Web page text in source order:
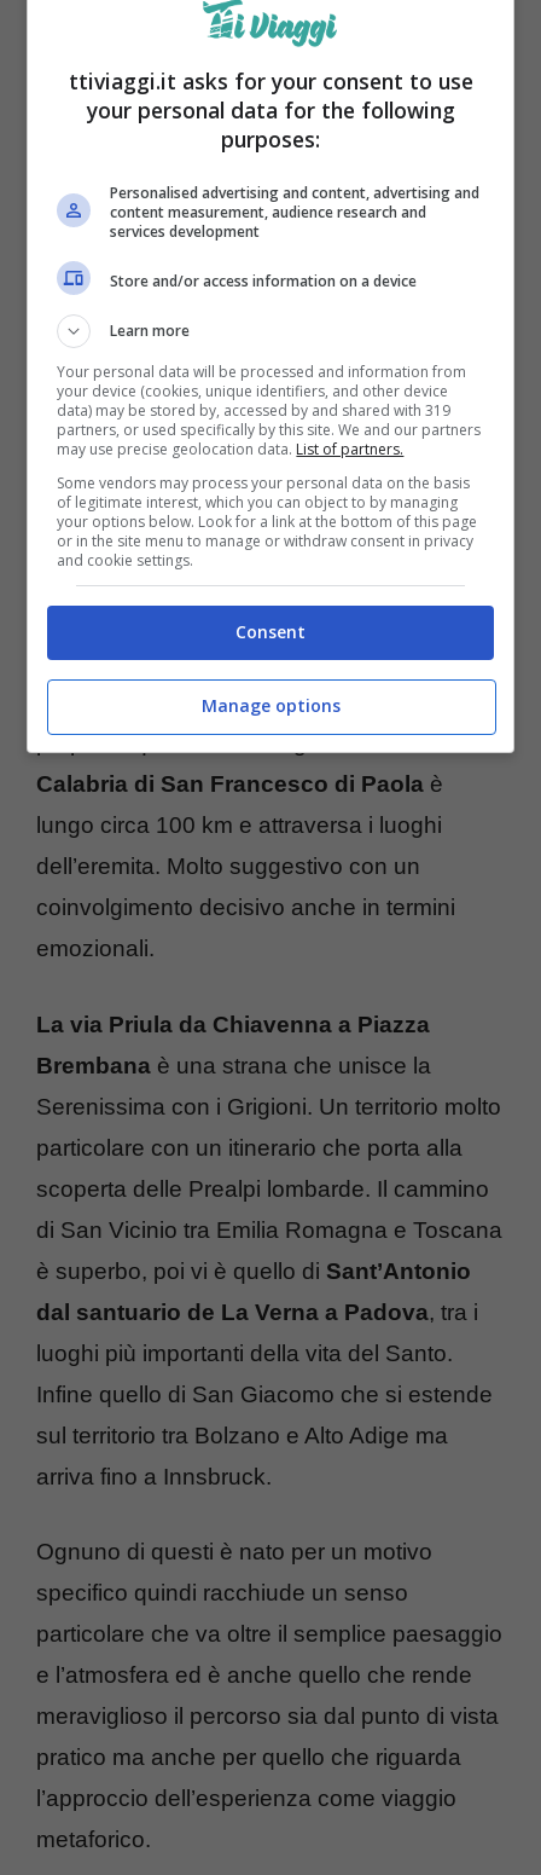
I 7 cammini meno turistici in Italia (ttiviaggi.it)
Un altro percorso incredibile èil Cammino
delle Pievi in Carniache si svolge
attraverso luoghi CAI, il percorso totale è di
280 km e si può fare solo a piedi, non in bici.
È nato come un cammino spirituale e si ispira
proprio a quello di Santiago.Il Cammino in
Calabria di San Francesco di Paola è
lungo circa 100 km e attraversa i luoghi
dell’eremita. Molto suggestivo con un
coinvolgimento decisivo anche in termini
emozionali.
La via Priula da Chiavenna a Piazza
Brembana è una strana che unisce la
Serenissima con i Grigioni. Un territorio molto
particolare con un itinerario che porta alla
scoperta delle Prealpi lombarde. Il cammino
di San Vicinio tra Emilia Romagna e Toscana
è superbo, poi vi è quello di Sant’Antonio
dal santuario de La Verna a Padova, tra i
luoghi più importanti della vita del Santo.
Infine quello di San Giacomo che si estende
sul territorio tra Bolzano e Alto Adige ma
arriva fino a Innsbruck.
Ognuno di questi è nato per un motivo
specifico quindi racchiude un senso
particolare che va oltre il semplice paesaggio
e l’atmosfera ed è anche quello che rende
meraviglioso il percorso sia dal punto di vista
pratico ma anche per quello che riguarda
l’approccio dell’esperienza come viaggio
metaforico.
ttiviaggi.it asks for your consent to use
your personal data for the following
purposes:
Personalised advertising and content, advertising and
content measurement, audience research and
services development
Store and/or access information on a device
Learn more
Your personal data will be processed and information from
your device (cookies, unique identifiers, and other device
data) may be stored by, accessed by and shared with 319
partners, or used specifically by this site. We and our partners
may use precise geolocation data. List of partners.
Some vendors may process your personal data on the basis
of legitimate interest, which you can object to by managing
your options below. Look for a link at the bottom of this page
or in the site menu to manage or withdraw consent in privacy
and cookie settings.
Consent
Manage options